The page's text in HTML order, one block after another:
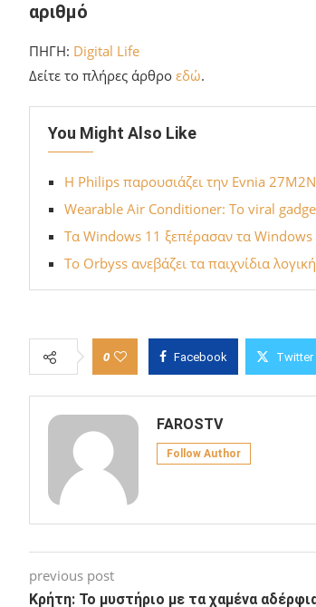
αριθμό
ΠΗΓΗ: Digital Life
Δείτε το πλήρες άρθρο εδώ.
You Might Also Like
Η Philips παρουσιάζει την Evnia
Wearable Air Conditioner: Το viral
Τα Windows 11 ξεπέρασαν τα Windows
Το Orbyss ανεβάζει τα παιχνίδια
0 Facebook Twitter
FAROSTV
Follow Author
previous post
Κρήτη: Το μυστήριο με τα χαμένα